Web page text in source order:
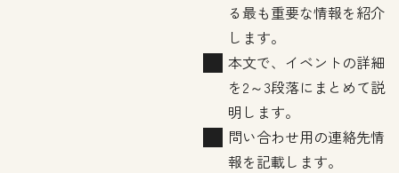
る最も重要な情報を紹介
します。
本文で、イベントの詳細
を2～3段落にまとめて説
明します。
問い合わせ用の連絡先情
報を記載します。